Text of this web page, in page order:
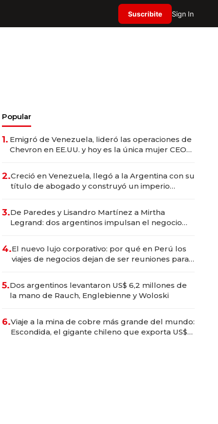
Suscribite Sign In
Popular
1. Emigró de Venezuela, lideró las operaciones de
Chevron en EE.UU. y hoy es la única mujer CEO
2.Creció en Venezuela, llegó a la Argentina con su
título de abogado y construyó un imperio
3.De Paredes y Lisandro Martínez a Mirtha
Legrand: dos argentinos impulsan el negocio
4.El nuevo lujo corporativo: por qué en Perú los
viajes de negocios dejan de ser reuniones para
5.Dos argentinos levantaron US$ 6,2 millones de
la mano de Rauch, Englebienne y Woloski
6.Viaje a la mina de cobre más grande del mundo:
Escondida, el gigante chileno que exporta US$